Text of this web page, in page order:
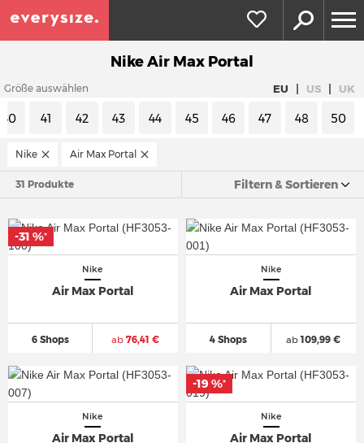
Nike Air Max Portal
Größe auswählen EU | US | UK
40 41 42 43 44 45 46 47 48 50
Nike Air Max Portal
31 Produkte Filtern & Sortieren
Nike
Air Max Portal
6 Shops ab76,41 €
-31 %*
Nike
Air Max Portal
4 Shops ab109,99 €
Nike
Air Max Portal
Nike
Air Max Portal
-19 %*